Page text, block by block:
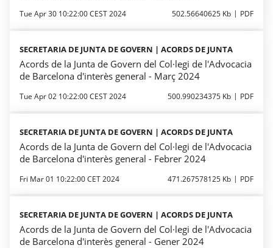
Tue Apr 30 10:22:00 CEST 2024 502.56640625 Kb PDF
SECRETARIA DE JUNTA DE GOVERN | ACORDS DE JUNTA
Acords de la Junta de Govern del Col·legi de l'Advocacia
de Barcelona d'interès general - Març 2024
Tue Apr 02 10:22:00 CEST 2024 500.990234375 Kb PDF
SECRETARIA DE JUNTA DE GOVERN | ACORDS DE JUNTA
Acords de la Junta de Govern del Col·legi de l'Advocacia
de Barcelona d'interès general - Febrer 2024
Fri Mar 01 10:22:00 CET 2024 471.267578125 Kb PDF
SECRETARIA DE JUNTA DE GOVERN | ACORDS DE JUNTA
Acords de la Junta de Govern del Col·legi de l'Advocacia
de Barcelona d'interès general - Gener 2024